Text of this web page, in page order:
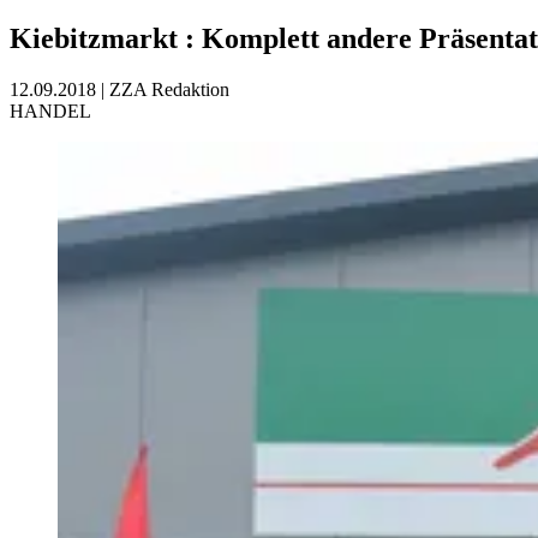
Kiebitzmarkt : Komplett andere
12.09.2018 | ZZA Redaktion
HANDEL